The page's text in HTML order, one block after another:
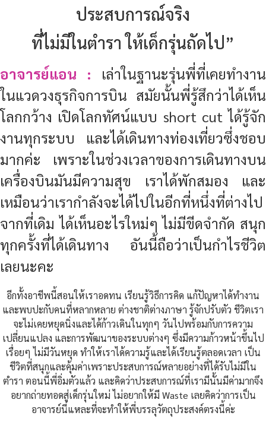
ประสบการณ์จริง
ที่ไม่มีในตำรา ให้เด็กรุ่นถัดไป”
อาจารย์แอน : เล่าในฐานะรุ่นพี่ที่เคยทำงาน
ในแวดวงธุรกิจการบิน สมัยนั้นพี่รู้สึกว่าได้เห็น
โลกกว้าง เปิดโลกทัศน์แบบ short cut ได้รู้จัก
งานทุกระบบ และได้เดินทางท่องเที่ยวซึ่งชอบ
มากค่ะ เพราะในช่วงเวลาของการเดินทางบน
เครื่องบินมันมีความสุข เราได้พักสมอง และ
เหมือนว่าเรากำลังจะได้ไปในอีกที่หนึ่งที่ต่างไป
จากที่เดิม ได้เห็นอะไรใหม่ๆ ไม่มีขีดจำกัด สนุก
ทุกครั้งที่ได้เดินทาง อันนี้ถือว่าเป็นกำไรชีวิต
เลยนะคะ
อีกทั้งอาชีพนี้สอนให้เราอดทน เรียนรู้วิธีการคิด แก้ปัญหาได้ทำงาน
และพบปะกับคนที่หลากหลาย ต่างชาติต่างภาษา รู้จักปรับตัว ชีวิตเรา
จะไม่เคยหยุดนิ่งและได้ก้าวเดินในทุกๆ วันไปพร้อมกับการความ
เปลี่ยนแปลง และการพัฒนาของระบบต่างๆ ซึ่งมีความก้าวหน้าขึ้นไป
เรื่อยๆ ไม่มีวันหยุด ทำให้เราได้ความรู้และได้เรียนรู้ตลอดเวลา เป็น
ชีวิตที่สนุกและคุ้มค่าเพราะประสบการณ์หลายอย่างที่ได้รับไม่มีใน
ตำรา ตอนนี้พี่อิ่มตัวแล้ว และคิดว่าประสบการณ์ที่เรามีนั้นมีค่ามากจึง
อยากถ่ายทอดสู่เด็กรุ่นใหม่ ไม่อยากให้มี Waste เลยคิดว่าการเป็น
อาจารย์นี่แหละที่จะทำให้พี่บรรลุวัตถุประสงค์ตรงนี้ค่ะ